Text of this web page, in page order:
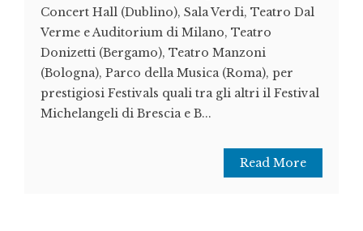
Concert Hall (Dublino), Sala Verdi, Teatro Dal
Verme e Auditorium di Milano, Teatro
Donizetti (Bergamo), Teatro Manzoni
(Bologna), Parco della Musica (Roma), per
prestigiosi Festivals quali tra gli altri il Festival
Michelangeli di Brescia e B...
Read More